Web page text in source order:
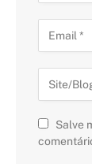
Salve